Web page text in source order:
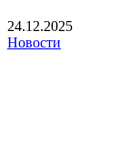
24.12.2025
Новости